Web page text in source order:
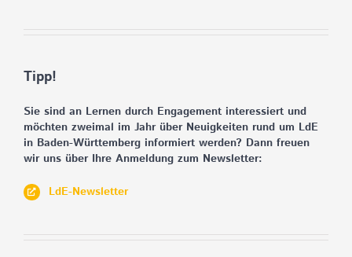
Tipp!
Sie sind an Lernen durch Engagement interessiert und
möchten zweimal im Jahr über Neuigkeiten rund um LdE
in Baden-Württemberg informiert werden? Dann freuen
wir uns über Ihre Anmeldung zum Newsletter:
LdE-Newsletter